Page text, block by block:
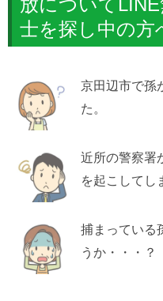
士を探し中の方
京田辺市で孫
た。
近所の警察署
を起こしてし
捕まっている
うか・・・？